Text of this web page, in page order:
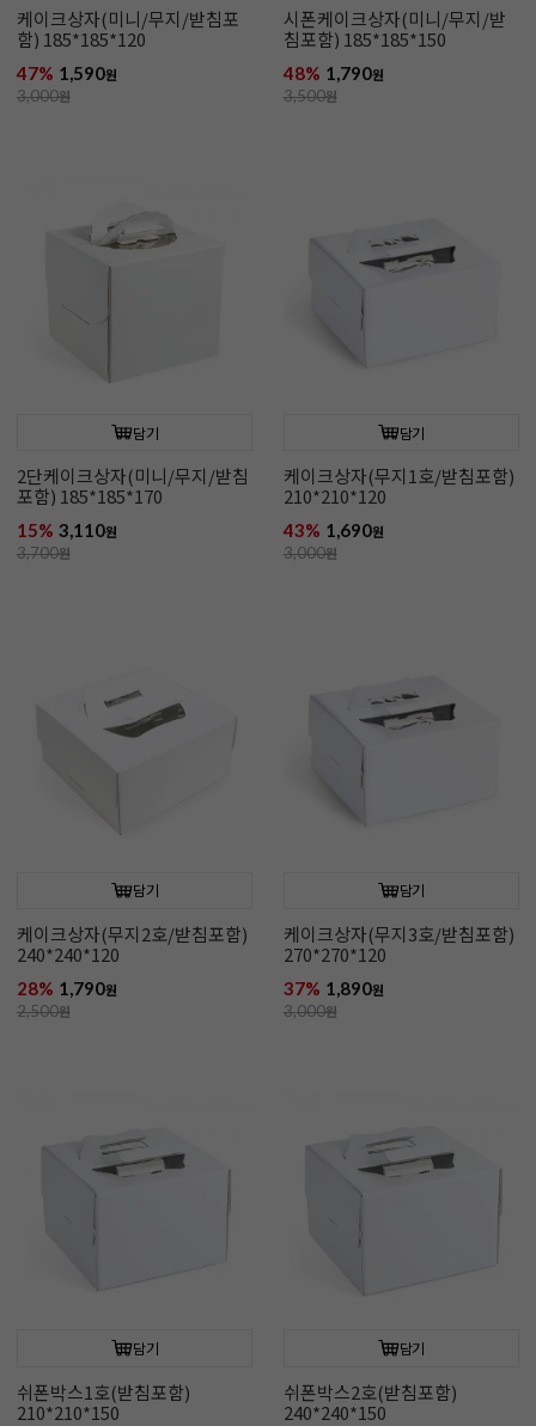
케이크상자(미니/무지/받침포
함) 185*185*120
47% 1,590원
3,000원
시폰케이크상자(미니/무지/받
침포함) 185*185*150
48% 1,790원
3,500원
담기
2단케이크상자(미니/무지/받침
포함) 185*185*170
15% 3,110원
3,700원
담기
케이크상자(무지1호/받침포함)
210*210*120
43% 1,690원
3,000원
담기
케이크상자(무지2호/받침포함)
240*240*120
28% 1,790원
2,500원
담기
케이크상자(무지3호/받침포함)
270*270*120
37% 1,890원
3,000원
담기
쉬폰박스1호(받침포함)
210*210*150
담기
쉬폰박스2호(받침포함)
240*240*150